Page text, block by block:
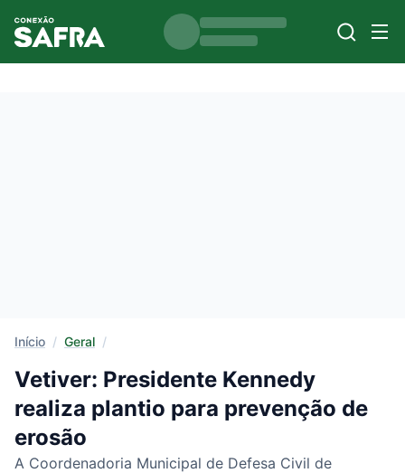
Início / Geral /
Vetiver: Presidente Kennedy
realiza plantio para prevenção de
erosão
A Coordenadoria Municipal de Defesa Civil de